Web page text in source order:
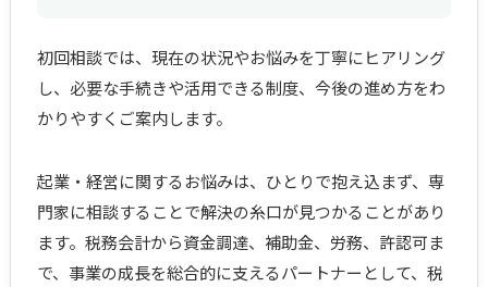
初回相談では、現在の状況やお悩みを丁寧にヒアリング
し、必要な手続きや活用できる制度、今後の進め方をわ
かりやすくご案内します。
起業・経営に関するお悩みは、ひとりで抱え込まず、専
門家に相談することで解決の糸口が見つかることがあり
ます。税務会計から資金調達、補助金、労務、許認可ま
で、事業の成長を総合的に支えるパートナーとして、税